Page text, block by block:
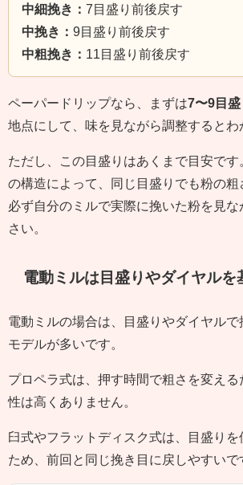
中細挽き： 7目盛り前後戻す
中挽き： 9目盛り前後戻す
中粗挽き： 11目盛り前後戻す
ペーパードリップなら、まずは7〜9目
地点にして、味を見ながら調整するとわ
ただし、この目盛りはあくまで目安で
の構造によって、同じ目盛りでも粉の粗
必ず自分のミルで実際に挽いた粉を見
さい。
電動ミルは目盛りやダイヤルを
電動ミルの場合は、目盛りやダイヤルで
モデルが多いです。
プロペラ式は、押す時間で粗さを変える
性は高くありません。
臼式やフラットディスク式は、目盛りを
ため、前回と同じ挽き目に戻しやすいで